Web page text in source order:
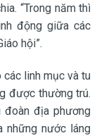
“Trong năm thì
động giữa các
hội”.
các linh mục và tu
được thường trú.
đoàn địa phương
những nước láng